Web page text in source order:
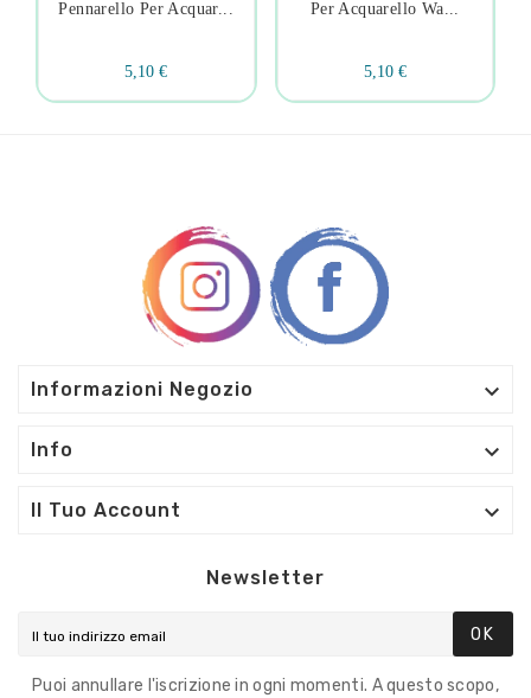
Pennarello Per Acquar...
5,10 €
Per Acquarello Wa...
5,10 €
Informazioni Negozio 
Info 
Il Tuo Account 
Newsletter
OK
Puoi annullare l'iscrizione in ogni momenti. A questo scopo,